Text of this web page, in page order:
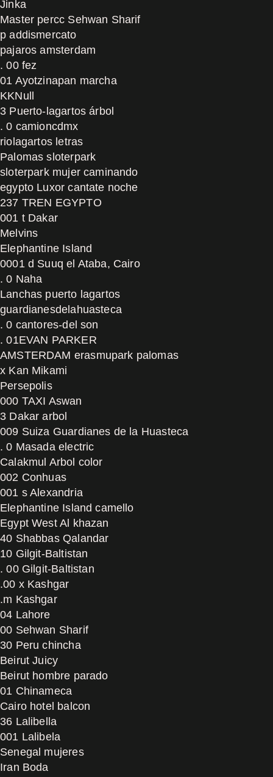
Jinka
Master percc Sehwan Sharif
p addismercato
pajaros amsterdam
. 00 fez
01 Ayotzinapan marcha
KKNull
3 Puerto-lagartos árbol
. 0 camioncdmx
riolagartos letras
Palomas sloterpark
sloterpark mujer caminando
egypto Luxor cantate noche
237 TREN EGYPTO
001 t Dakar
Melvins
Elephantine Island
0001 d Suuq el Ataba, Cairo
. 0 Naha
Lanchas puerto lagartos
guardianesdelahuasteca
. 0 cantores-del son
. 01EVAN PARKER
AMSTERDAM erasmupark palomas
x Kan Mikami
Persepolis
000 TAXI Aswan
3 Dakar arbol
009 Suiza Guardianes de la Huasteca
. 0 Masada electric
Calakmul Arbol color
002 Conhuas
001 s Alexandria
Elephantine Island camello
Egypt West Al khazan
40 Shabbas Qalandar
10 Gilgit-Baltistan
. 00 Gilgit-Baltistan
.00 x Kashgar
.m Kashgar
04 Lahore
00 Sehwan Sharif
30 Peru chincha
Beirut Juicy
Beirut hombre parado
01 Chinameca
Cairo hotel balcon
36 Lalibella
001 Lalibela
Senegal mujeres
Iran Boda